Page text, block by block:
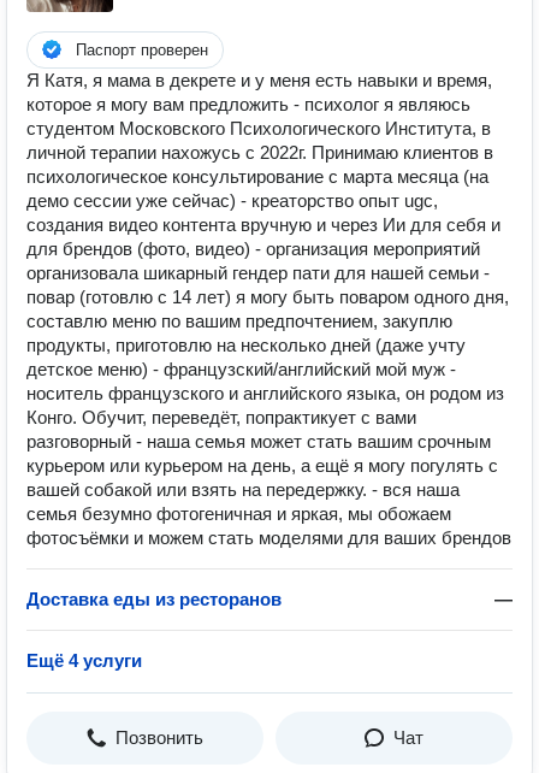
Паспорт проверен
Я Катя, я мама в декрете и у меня есть навыки и время,
которое я могу вам предложить - психолог я являюсь
студентом Московского Психологического Института, в
личной терапии нахожусь с 2022г. Принимаю клиентов в
психологическое консультирование с марта месяца (на
демо сессии уже сейчас) - креаторство опыт ugc,
создания видео контента вручную и через Ии для себя и
для брендов (фото, видео) - организация мероприятий
организовала шикарный гендер пати для нашей семьи -
повар (готовлю с 14 лет) я могу быть поваром одного дня,
составлю меню по вашим предпочтением, закуплю
продукты, приготовлю на несколько дней (даже учту
детское меню) - французский/английский мой муж -
носитель французского и английского языка, он родом из
Конго. Обучит, переведёт, попрактикует с вами
разговорный - наша семья может стать вашим срочным
курьером или курьером на день, а ещё я могу погулять с
вашей собакой или взять на передержку. - вся наша
семья безумно фотогеничная и яркая, мы обожаем
фотосъёмки и можем стать моделями для ваших брендов
Доставка еды из ресторанов —
Ещё 4 услуги
Позвонить Чат